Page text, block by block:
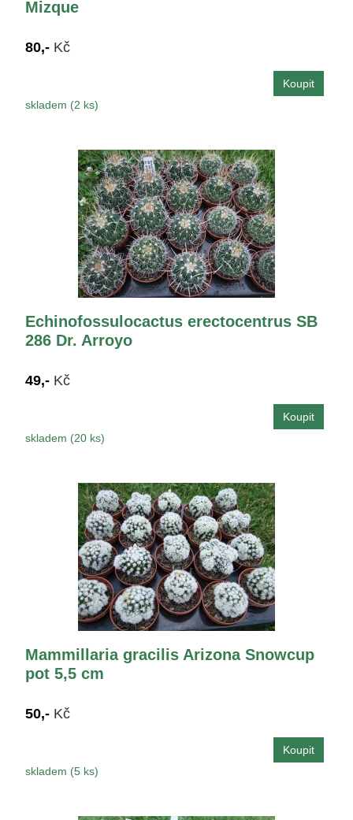
Mizque
80,- Kč
skladem (2 ks)
Echinofossulocactus erectocentrus SB
286 Dr. Arroyo
49,- Kč
skladem (20 ks)
Mammillaria gracilis Arizona Snowcup
pot 5,5 cm
50,- Kč
skladem (5 ks)